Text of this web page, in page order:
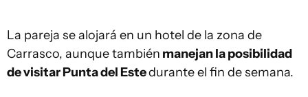
La pareja se alojará en un hotel de la zona de
Carrasco, aunque también manejan la posibilidad
de visitar Punta del Estedurante el fin de semana.